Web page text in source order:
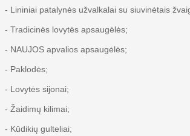
- Lininiai patalynės užvalkalai su siuvinėtais
- Tradicinės lovytės apsaugėlės;
- NAUJOS apvalios apsaugėlės;
- Paklodės;
- Lovytės sijonai;
- Žaidimų kilimai;
- Kūdikių gulteliai;